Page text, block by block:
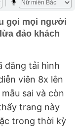
gọi mọi người
đảo khách
đăng tải hình
viên 8x lên
sai và còn
trang này
trong thời kỳ